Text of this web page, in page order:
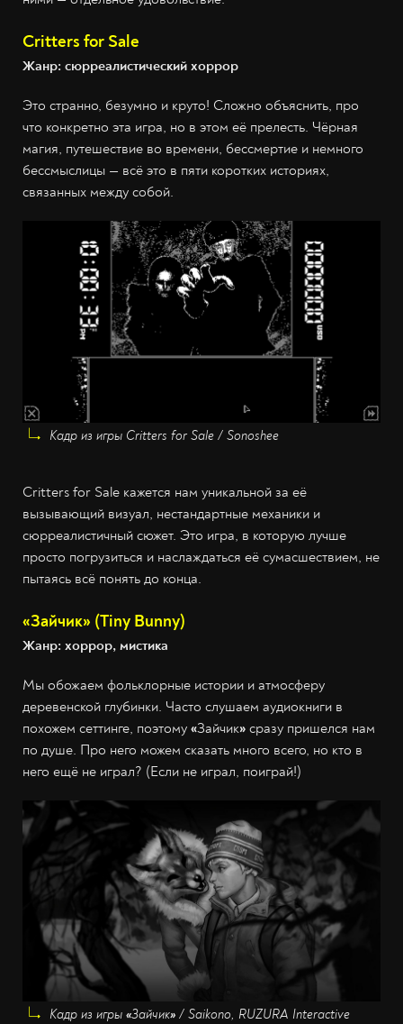
Critters for Sale
Жанр: сюрреалистический хоррор
Это странно, безумно и круто! Сложно объяснить, про
что конкретно эта игра, но в этом её прелесть. Чёрная
магия, путешествие во времени, бессмертие и немного
бессмыслицы — всё это в пяти коротких историях,
связанных между собой.
Кадр из игры Critters for Sale / Sonoshee
Critters for Sale кажется нам уникальной за её
вызывающий визуал, нестандартные механики и
сюрреалистичный сюжет. Это игра, в которую лучше
просто погрузиться и наслаждаться её сумасшествием, не
пытаясь всё понять до конца.
«Зайчик» (Tiny Bunny)
Жанр: хоррор, мистика
Мы обожаем фольклорные истории и атмосферу
деревенской глубинки. Часто слушаем аудиокниги в
похожем сеттинге, поэтому «Зайчик» сразу пришелся нам
по душе. Про него можем сказать много всего, но кто в
него ещё не играл? (Если не играл, поиграй!)
Кадр из игры «Зайчик» / Saikono, RUZURA Interactive